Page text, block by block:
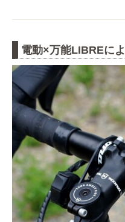
電動×万能LIBREに